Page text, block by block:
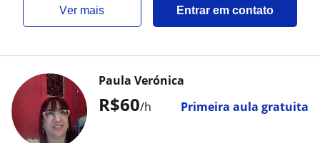
ver mais Entrar em contato
R$60/h Primeira aula gratuita
Paula Verónica